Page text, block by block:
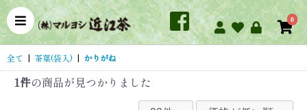
0
全て | 茶葉(袋入) | かりがね
1件の商品が見つかりました